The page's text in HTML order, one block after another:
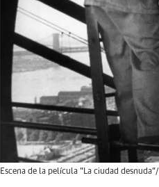
Escena de la película "La ciudad desnuda"/